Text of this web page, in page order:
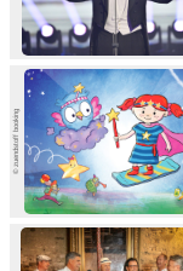
© zuendstoff booking